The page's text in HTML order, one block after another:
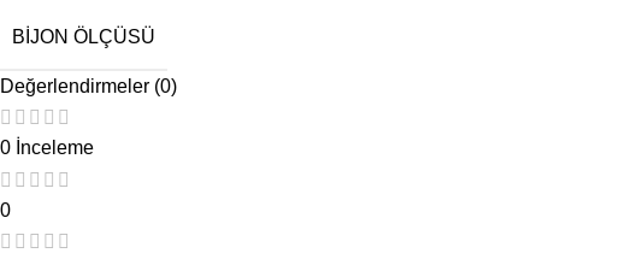
BIJON ÖLÇÜSÜ
Değerlendirmeler (0)
0 İnceleme
0